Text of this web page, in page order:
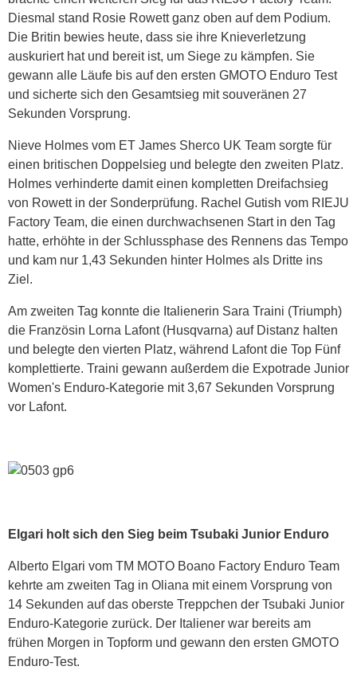
Diesmal stand Rosie Rowett ganz oben auf dem Podium.
Die Britin bewies heute, dass sie ihre Knieverletzung
auskuriert hat und bereit ist, um Siege zu kämpfen. Sie
gewann alle Läufe bis auf den ersten GMOTO Enduro Test
und sicherte sich den Gesamtsieg mit souveränen 27
Sekunden Vorsprung.
Nieve Holmes vom ET James Sherco UK Team sorgte für
einen britischen Doppelsieg und belegte den zweiten Platz.
Holmes verhinderte damit einen kompletten Dreifachsieg
von Rowett in der Sonderprüfung. Rachel Gutish vom RIEJU
Factory Team, die einen durchwachsenen Start in den Tag
hatte, erhöhte in der Schlussphase des Rennens das Tempo
und kam nur 1,43 Sekunden hinter Holmes als Dritte ins
Ziel.
Am zweiten Tag konnte die Italienerin Sara Traini (Triumph)
die Französin Lorna Lafont (Husqvarna) auf Distanz halten
und belegte den vierten Platz, während Lafont die Top Fünf
komplettierte. Traini gewann außerdem die Expotrade Junior
Women's Enduro-Kategorie mit 3,67 Sekunden Vorsprung
vor Lafont.
Elgari holt sich den Sieg beim Tsubaki Junior Enduro
Alberto Elgari vom TM MOTO Boano Factory Enduro Team
kehrte am zweiten Tag in Oliana mit einem Vorsprung von
14 Sekunden auf das oberste Treppchen der Tsubaki Junior
Enduro-Kategorie zurück. Der Italiener war bereits am
frühen Morgen in Topform und gewann den ersten GMOTO
Enduro-Test.